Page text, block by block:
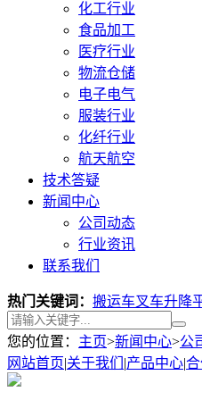
化工行业
食品加工
医疗行业
物流仓储
电子电气
服装行业
化纤行业
航天航空
技术答疑
新闻中心
公司动态
行业资讯
联系我们
热门关键词： 搬运车叉车升降
您的位置： 主页>新闻中心>公
网站首页|关于我们 |产品中心|合